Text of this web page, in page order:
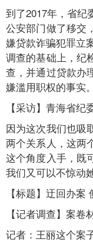
到了2017年，省纪
公安部门做了移交
嫌贷款诈骗犯罪立
调查的基础上，纪
查，并通过贷款办
嫌滥用职权的事实。
【采访】青海省
因为这次我们也吸
两个关系人，这两
这个角度入手，既
我们又可以不惊动她
【标题】迂回办案
【记者调查】案卷
记者：王丽这个案